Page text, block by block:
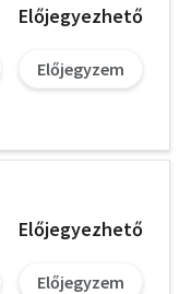
Előjegyezhető
Előjegyzem
Előjegyezhető
Előjegyzem